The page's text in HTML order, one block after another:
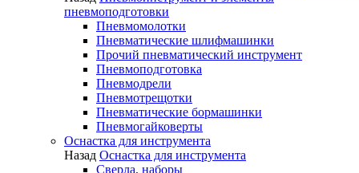
пневмоподготовки
Пневмомолотки
Пневматические шлифмашинки
Прочий пневматический инструмент
Пневмоподготовка
Пневмодрели
Пневмотрещотки
Пневматические бормашинки
Пневмогайковерты
Оснастка для инструмента
Назад Оснастка для инструмента
Сверла, наборы